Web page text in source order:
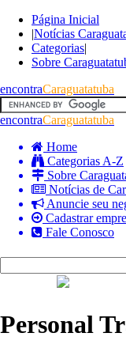
Página Inicial
|Notícias
Categorias|
Sobre
encontraCaraguatatuba
encontraCaraguatatuba
Home
Categorias A-Z
Sobre
Notícias de
Anuncie seu
Cadastrar
Fale Conosco
Personal